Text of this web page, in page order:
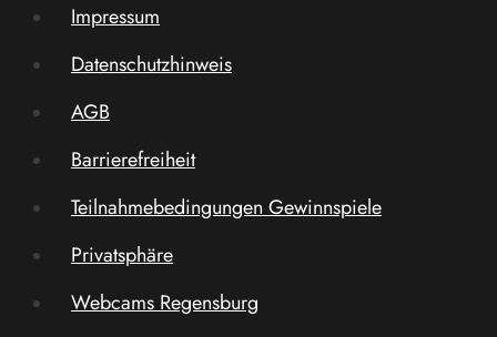
Impressum
Datenschutzhinweis
AGB
Barrierefreiheit
Teilnahmebedingungen Gewinnspiele
Privatsphäre
Webcams Regensburg